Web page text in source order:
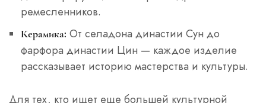
ремесленников.
Керамика: От селадона династии Сун до
фарфора династии Цин — каждое изделие
рассказывает историю мастерства и культуры.
Для тех, кто ищет еще большей культурной